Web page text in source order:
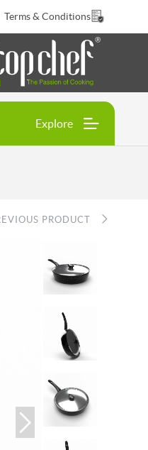
Terms & Conditions
Explore